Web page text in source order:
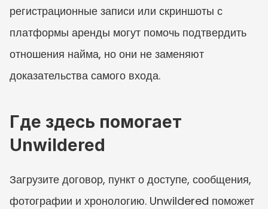
регистрационные записи или скриншоты с
платформы аренды могут помочь подтвердить
отношения найма, но они не заменяют
доказательства самого входа.
Где здесь помогает
Unwildered
Загрузите договор, пункт о доступе, сообщения,
фотографии и хронологию. Unwildered поможет